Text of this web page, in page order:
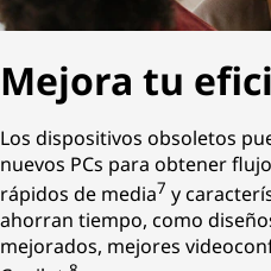
Mejora tu
Los dispositivos obsoletos
nuevos PCs para obtener
rápidos de media7 y
ahorran tiempo, como
mejorados, mejores